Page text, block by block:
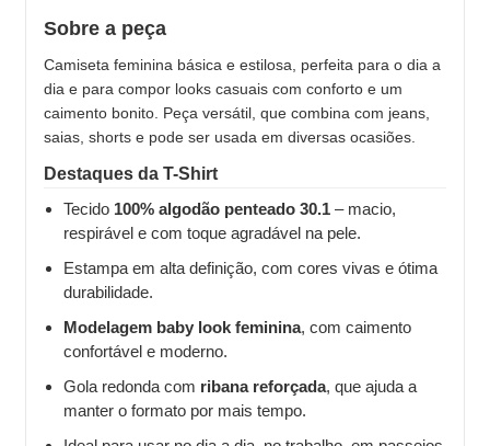
Sobre a peça
Camiseta feminina básica e estilosa, perfeita para o dia a
dia e para compor looks casuais com conforto e um
caimento bonito. Peça versátil, que combina com jeans,
saias, shorts e pode ser usada em diversas ocasiões.
Destaques da T-Shirt
Tecido 100% algodão penteado 30.1 – macio,
respirável e com toque agradável na pele.
Estampa em alta definição, com cores vivas e ótima
durabilidade.
Modelagem baby look feminina, com caimento
confortável e moderno.
Gola redonda com ribana reforçada, que ajuda a
manter o formato por mais tempo.